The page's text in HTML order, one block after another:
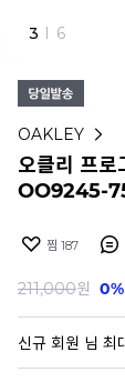
4 I 6
OAKLEY
오클리 프로
OO9245-
찜 187
211,000원 0%
신규 회원 님 최